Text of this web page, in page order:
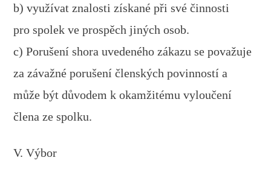
b) využívat znalosti získané při své činnosti
pro spolek ve prospěch jiných osob.
c) Porušení shora uvedeného zákazu se považuje
za závažné porušení členských povinností a
může být důvodem k okamžitému vyloučení
člena ze spolku.
V. Výbor